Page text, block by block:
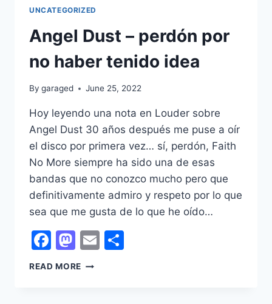
UNCATEGORIZED
Angel Dust – perdón por
no haber tenido idea
By garaged June 25, 2022
Hoy leyendo una nota en Louder sobre
Angel Dust 30 años después me puse a oír
el disco por primera vez… sí, perdón, Faith
No More siempre ha sido una de esas
bandas que no conozco mucho pero que
definitivamente admiro y respeto por lo que
sea que me gusta de lo que he oído…
Facebook
Mastodon
Email
READ MORE ANGEL